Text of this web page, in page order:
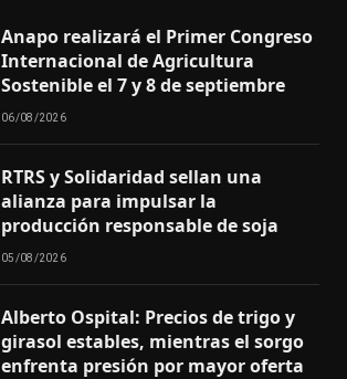
Anapo realizará el Primer Congreso
Internacional de Agricultura
Sostenible el 7 y 8 de septiembre
06/08/2026
RTRS y Solidaridad sellan una
alianza para impulsar la
producción responsable de soja
05/08/2026
Alberto Ospital: Precios de trigo y
girasol estables, mientras el sorgo
enfrenta presión por mayor oferta